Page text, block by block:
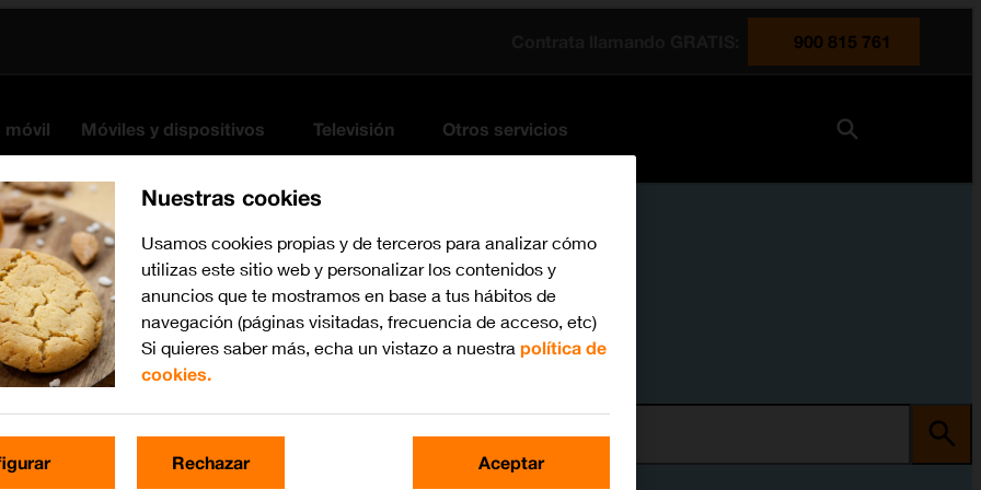
900 815 761
móvil Móviles y dispositivos Televisión Otros servicios
Busca por problema o tema
Nuestras cookies
Usamos cookies propias y de terceros para analizar cómo
utilizas este sitio web y personalizar los contenidos y
anuncios que te mostramos en base a tus hábitos de
navegación (páginas visitadas, frecuencia de acceso, etc)
Si quieres saber más, echa un vistazo a nuestra política de
cookies.
Rechazar Aceptar